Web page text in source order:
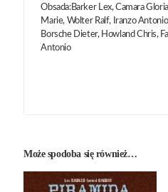
Obsada:Barker Lex, Camara
Marie, Wolter Ralf, Iranzo
Borsche Dieter, Howland Chris,
Antonio
Może spodoba się również…